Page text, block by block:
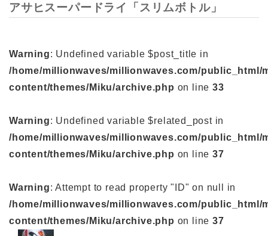
アサヒスーパードライ「スリムボトル」
Warning: Undefined variable $post_title in
/home/millionwaves/millionwaves.com/public_html/
content/themes/Miku/archive.php on line33
Warning: Undefined variable $related_post in
/home/millionwaves/millionwaves.com/public_html/
content/themes/Miku/archive.php on line37
Warning: Attempt to read property "ID" on null in
/home/millionwaves/millionwaves.com/public_html/
content/themes/Miku/archive.php on line37